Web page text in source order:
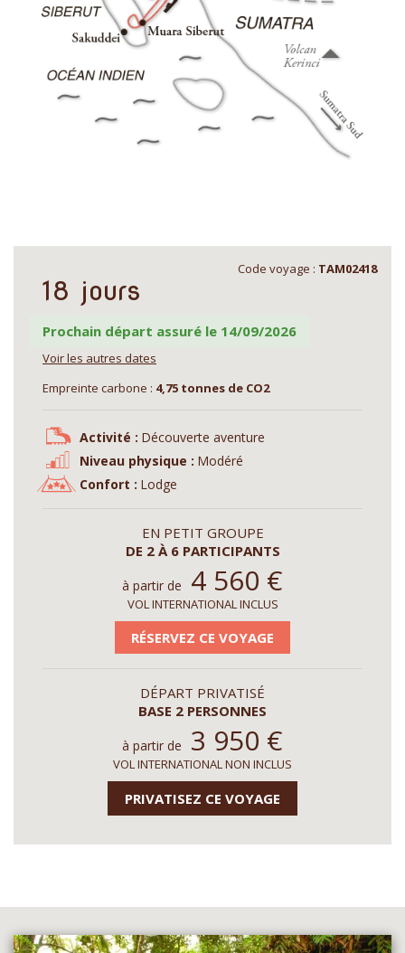
Code voyage : TAM02418
18 jours
Prochain départ assuré le 14/09/2026
Voir les autres dates
Empreinte carbone : 4,75 tonnes de CO2
Activité : Découverte aventure
Niveau physique : Modéré
Confort : Lodge
EN PETIT GROUPE
DE 2 À 6 PARTICIPANTS
à partir de 4 560 €
VOL INTERNATIONAL INCLUS
RÉSERVEZ CE VOYAGE
DÉPART PRIVATISÉ
BASE 2 PERSONNES
à partir de 3 950 €
VOL INTERNATIONAL NON INCLUS
PRIVATISEZ CE VOYAGE